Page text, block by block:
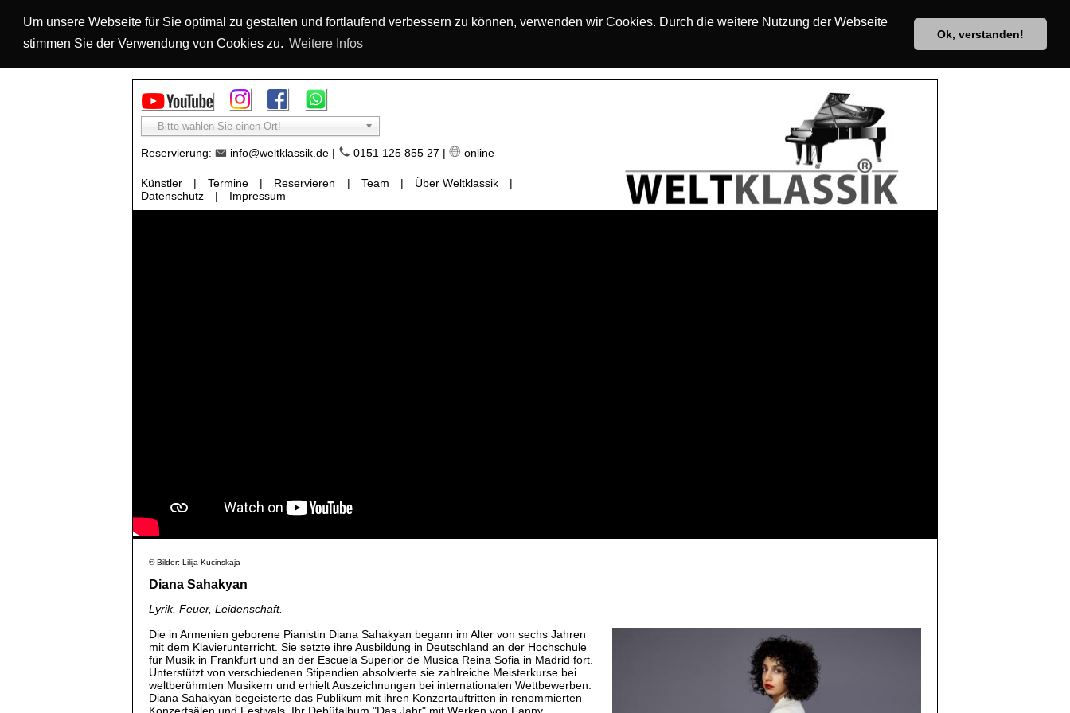
Um unsere Webseite für Sie optimal zu gestalten und fortlaufend verbessern zu können, verwenden wir Cookies. Durch die weitere Nutzung der Webseite
stimmen Sie der Verwendung von Cookies zu. Weitere Infos
Ok, verstanden!
-- Bitte wählen Sie einen Ort! --
Reservierung: info@weltklassik.de | 0151 125 855 27 | online
Künstler | Termine | Reservieren | Team | Über Weltklassik
|
Datenschutz
| Impressum
© Bilder: Lilija Kucinskaja
Diana Sahakyan
Lyrik, Feuer, Leidenschaft.
Die in Armenien geborene Pianistin Diana Sahakyan begann im Alter von sechs Jahren
mit dem Klavierunterricht. Sie setzte ihre Ausbildung in Deutschland an der Hochschule
für Musik in Frankfurt und an der Escuela Superior de Musica Reina Sofia in Madrid fort.
Unterstützt von verschiedenen Stipendien absolvierte sie zahlreiche Meisterkurse bei
weltberühmten Musikern und erhielt Auszeichnungen bei internationalen Wettbewerben.
Diana Sahakyan begeisterte das Publikum mit ihren Konzertauftritten in renommierten